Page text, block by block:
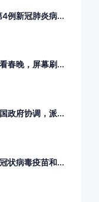
例新冠肺炎病...
春晚，屏幕刷...
政府协调，派...
状病毒疫苗和...